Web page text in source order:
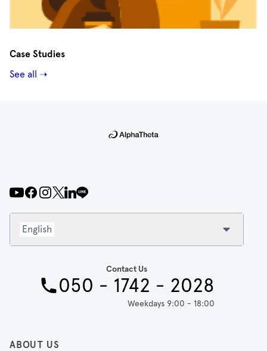
Case Studies
See all ➝
ABOUT US
Contact Us
050 - 1742 - 2028
Weekdays 9:00 - 18:00
English